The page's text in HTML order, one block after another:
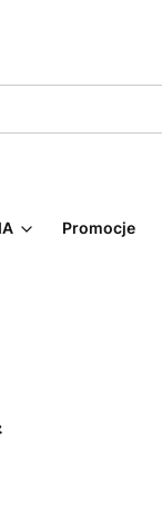
Promocje